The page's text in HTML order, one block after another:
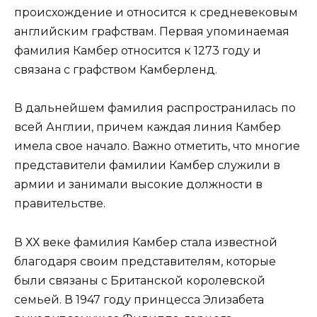
происхождение и относится к средневековым
английским графствам. Первая упоминаемая
фамилия Камбер относится к 1273 году и
связана с графством Камберленд.
В дальнейшем фамилия распространилась по
всей Англии, причем каждая линия Камбер
имела свое начало. Важно отметить, что многие
представители фамилии Камбер служили в
армии и занимали высокие должности в
правительстве.
В ХХ веке фамилия Камбер стала известной
благодаря своим представителям, которые
были связаны с Британской королевской
семьей. В 1947 году принцесса Элизабета